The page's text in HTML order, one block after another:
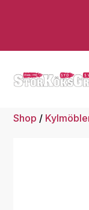
Shop /